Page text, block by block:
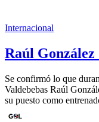
Internacional
Raúl
Se confirmó lo que
Valdebebas Raúl
su puesto como